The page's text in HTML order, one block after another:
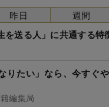
を送る人」に共通する特
りたい」なら、今すぐ
編集局
昨日 週間